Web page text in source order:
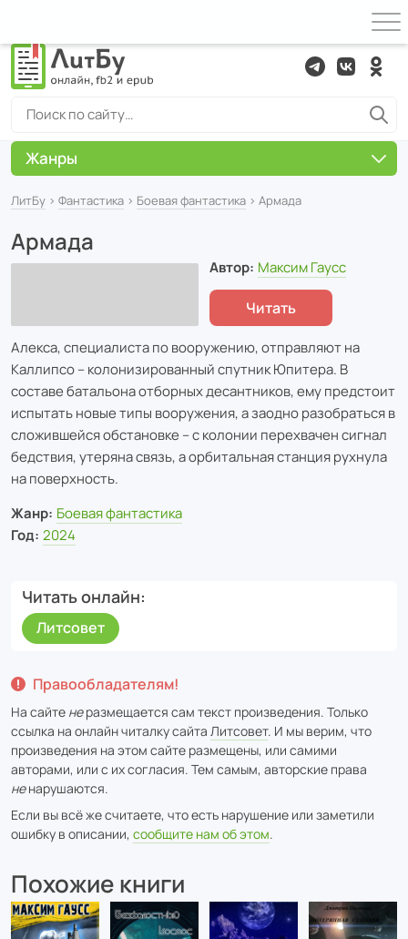
ЛитБу › Фантастика › Боевая фантастика › Армада
Армада
Автор: Максим Гаусс
Читать
Алекса, специалиста по вооружению, отправляют на
Каллипсо – колонизированный спутник Юпитера. В
составе батальона отборных десантников, ему предстоит
испытать новые типы вооружения, а заодно разобраться в
сложившейся обстановке – с колонии перехвачен сигнал
бедствия, утеряна связь, а орбитальная станция рухнула
на поверхность.
Жанр: Боевая фантастика
Год: 2024
Читать онлайн
Литсовет
Правообладателям!
На сайте неразмещается сам текст произведения. Только
ссылка на онлайн читалку сайта Литсовет. И мы верим, что
произведения на этом сайте размещены, или самими
авторами, или с их согласия. Тем самым, авторские права
ненарушаются.
Если вы всё же считаете, что есть нарушение или заметили
ошибку в описании, сообщите нам об этом.
Похожие книги
Жанры